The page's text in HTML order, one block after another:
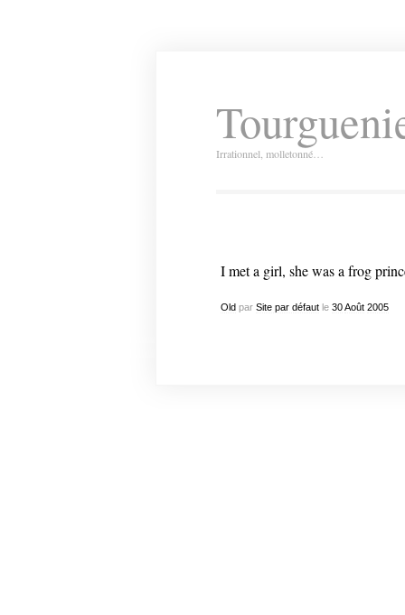
Irrationnel, molletonné…
I met a girl, she was a frog
Oldpar Site par défautle 30 Août 2005